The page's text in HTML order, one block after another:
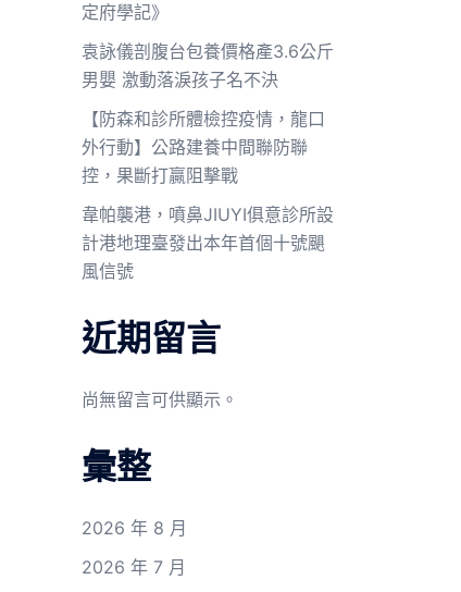
定府學記》
袁詠儀剖腹台包養價格產3.6公斤
男嬰 激動落淚孩子名不決
【防森和診所體檢控疫情，龍口
外行動】公路建養中間聯防聯
控，果斷打贏阻擊戰
韋帕襲港，噴鼻JIUYI俱意診所設
計港地理臺發出本年首個十號颶
風信號
近期留言
尚無留言可供顯示。
彙整
2026 年 8 月
2026 年 7 月